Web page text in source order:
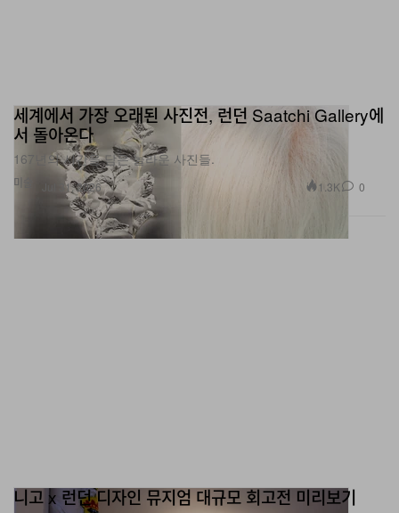
미술
세계에서 가장 오래된 사진전, 런던 Saatchi Gallery에
서 돌아온다
167년의 시간을 담은 놀라운 사진들.
Jul 31, 2026 1.3K 0
니고 x 런던 디자인 뮤지엄 대규모 회고전 미리보기